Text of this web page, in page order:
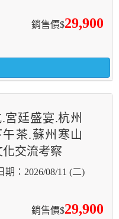
銷售價$29,900
宮廷盛宴.杭州
茶.蘇州寒山
交流考察
2026/08/11 (二)
銷售價$29,900